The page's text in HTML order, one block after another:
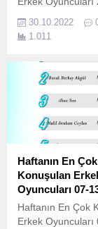
İbrahim Ceyhan
Topçu Onur Seyit
30.10.2022
1.011
Haftanın En Çok
Konuşulan
Oyuncuları 07-
Haftanın En Çok
Erkek Oyuncuları